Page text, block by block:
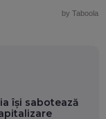
by Taboola
își sabotează